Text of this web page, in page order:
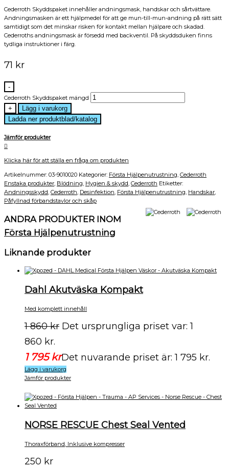
Cederroth Skyddspaket innehåller andningsmask, handskar och sårtvättare.
Andningsmasken är ett hjälpmedel för att ge mun-till-mun-andning på rätt sätt
samtidigt som det minskar risken för kontakt mellan hjälpare och skadad.
Cederroths andningsmask är försedd med backventil. På skyddsduken finns
tydliga instruktioner i färg.
71 kr
-
Cederroth Skyddspaket mängd
+
Lägg i varukorg
Ladda ner produktblad/katalog
Jämför produkter
Klicka här för att ställa en fråga om produkten
Artikelnummer: 03-9010020 Kategorier: Första Hjälpenutrustning, Cederroth
Enstaka produkter, Blödning, Hygien & skydd, Cederroth Etiketter:
Andningsskydd, Cederroth, Desinfektion, Första Hjälpenutrustning, Handskar,
Påfyllnad förbandstavlor och skåp
ANDRA PRODUKTER INOM
Första Hjälpenutrustning
Liknande produkter
Dahl Akutväska Kompakt
Med komplett innehåll
1 860kr Det ursprungliga priset var: 1
860 kr.
1 795krDet nuvarande priset är: 1 795 kr.
Lägg i varukorg
Jämför produkter
NORSE RESCUE Chest Seal Vented
Thoraxförband, Inklusive kompresser
250 kr